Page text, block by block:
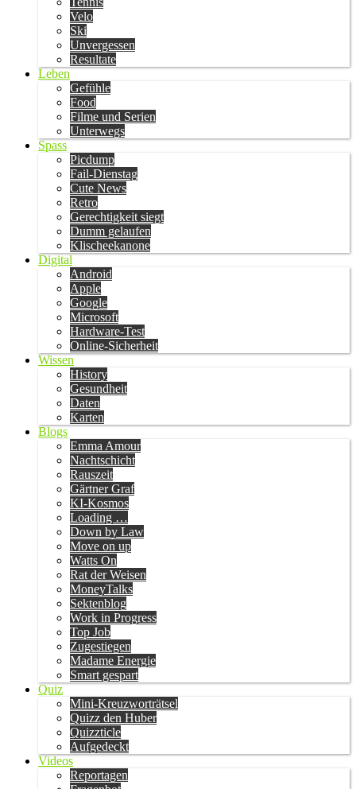
Velo
Ski
Unvergessen
Resultate
Leben
Gefühle
Food
Filme und Serien
Unterwegs
Spass
Picdump
Fail-Dienstag
Cute News
Retro
Gerechtigkeit siegt
Dumm gelaufen
Klischeekanone
Digital
Android
Apple
Google
Microsoft
Hardware-Test
Online-Sicherheit
Wissen
History
Gesundheit
Daten
Karten
Blogs
Emma Amour
Nachtschicht
Rauszeit
Gärtner Graf
KI-Kosmos
Loading …
Down by Law
Move on up
Watts On
Rat der Weisen
MoneyTalks
Sektenblog
Work in Progress
Top Job
Zugestiegen
Madame Energie
Smart gespart
Quiz
Mini-Kreuzworträtsel
Quizz den Huber
Quizzticle
Aufgedeckt
Videos
Reportagen